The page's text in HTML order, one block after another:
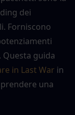
dei
Forniscono
guida
in Last War in
una